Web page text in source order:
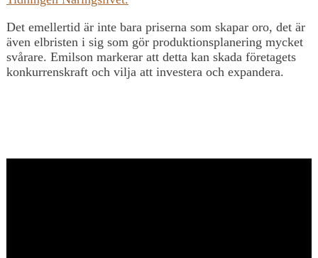
Det emellertid är inte bara priserna som skapar oro, det är
även elbristen i sig som gör produktionsplanering mycket
svårare. Emilson markerar att detta kan skada företagets
konkurrenskraft och vilja att investera och expandera.